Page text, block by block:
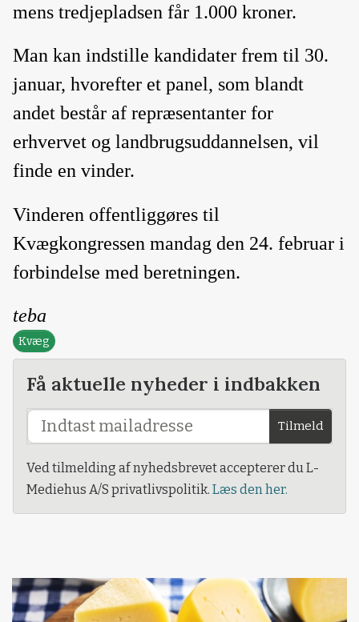
mens tredjepladsen får 1.000 kroner.
Man kan indstille kandidater frem til 30.
januar, hvorefter et panel, som blandt
andet består af repræsentanter for
erhvervet og landbrugsuddannelsen, vil
finde en vinder.
Vinderen offentliggøres til
Kvægkongressen mandag den 24. februar i
forbindelse med beretningen.
teba
Kvæg
Få aktuelle nyheder i indbakken
Tilmeld
Ved tilmelding af nyhedsbrevet accepterer du L-
Mediehus A/S privatlivspolitik. Læs den her.